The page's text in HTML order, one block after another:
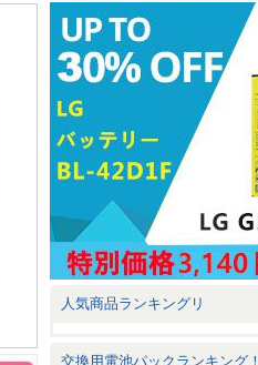
人気商品ランキングリ
交換用電池パックランキング！